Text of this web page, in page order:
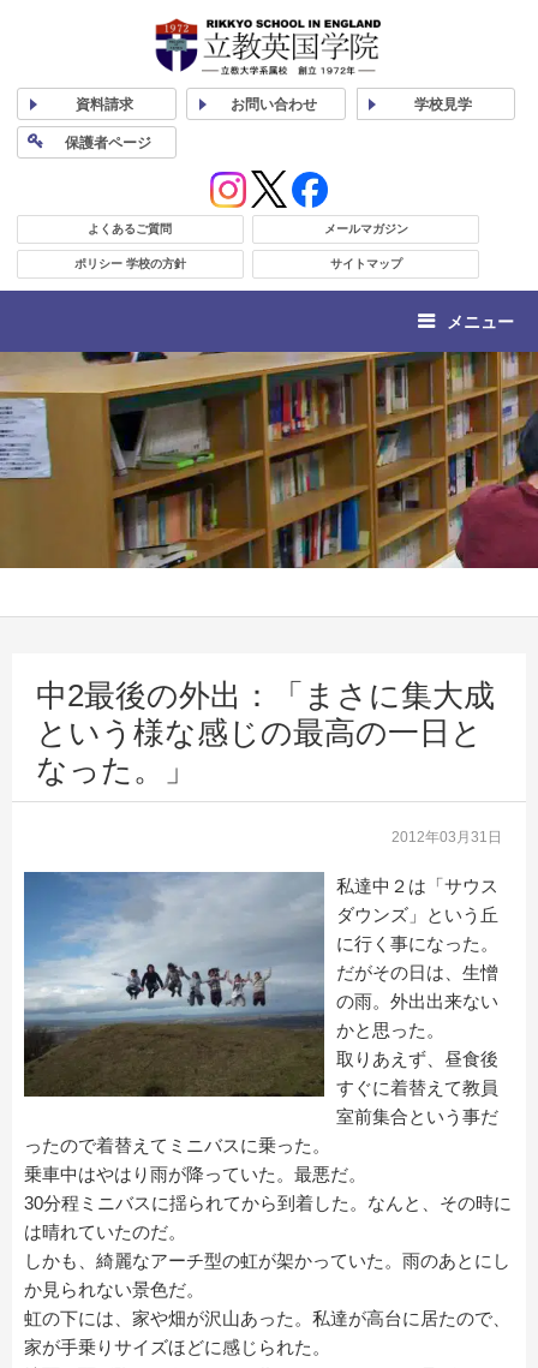
資料請求 お問い合わせ 学校見学
保護者ページ
よくあるご質問 メールマガジン
ポリシー 学校の方針 サイトマップ
メニュー
中2最後の外出：「まさに集大成
という様な感じの最高の一日と
なった。」
2012年03月31日
私達中２は「サウス
ダウンズ」という丘
に行く事になった。
だがその日は、生憎
の雨。外出出来ない
かと思った。
取りあえず、昼食後
すぐに着替えて教員
室前集合という事だ
ったので着替えてミニバスに乗った。
乗車中はやはり雨が降っていた。最悪だ。
30分程ミニバスに揺られてから到着した。なんと、その時に
は晴れていたのだ。
しかも、綺麗なアーチ型の虹が架かっていた。雨のあとにし
か見られない景色だ。
虹の下には、家や畑が沢山あった。私達が高台に居たので、
家が手乗りサイズほどに感じられた。